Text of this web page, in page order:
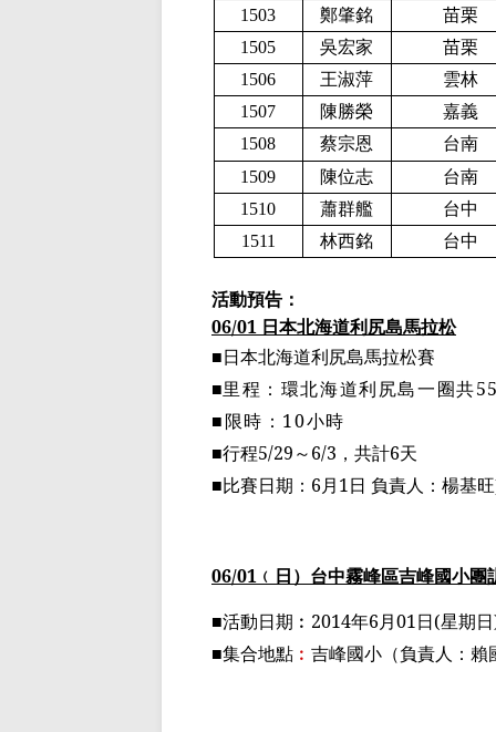
1503
鄭肇銘
苗栗
1505
吳宏家
苗栗
1506
王淑萍
雲林
1507
陳勝榮
嘉義
1508
蔡宗恩
台南
1509
陳位志
台南
1510
蕭群艦
台中
1511
林西銘 台中
活動預告：
06/01 日本北海道利尻島馬拉松
■日本北海道利尻島馬拉松賽
■里程：環北海道利尻島一圈共
■限時： 10小時
■行程5/29～6/3 ，共計6天
■比賽日期： 6月1日 負責人：楊基旺
06/01 ﹙ 日） 台中霧峰區吉峰國小團
■活動日期 ︰ 2014年6月01日(星期日
■集合地點 ︰ 吉峰國小 （負責人：賴